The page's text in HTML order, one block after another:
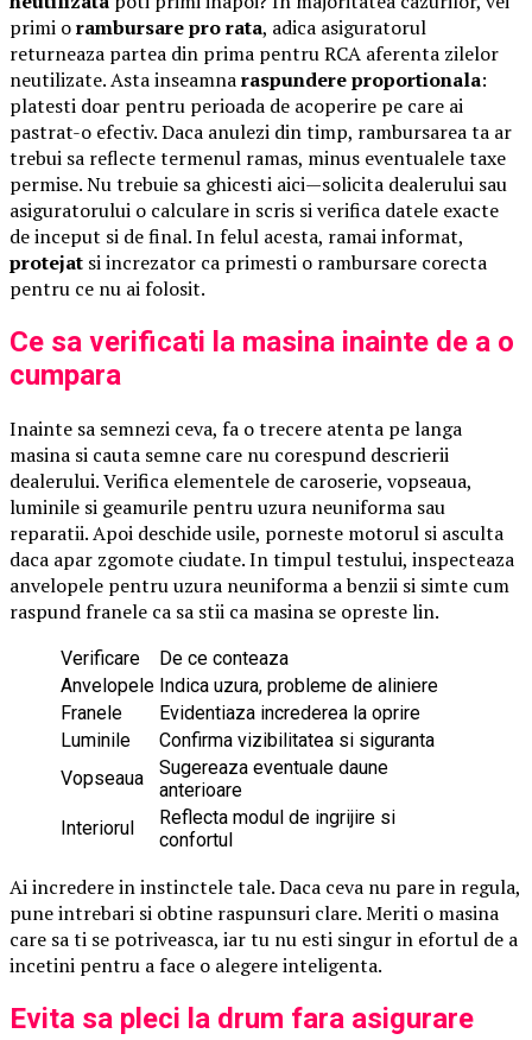
primi orambursare pro rata, adica asiguratorul
returneaza partea din prima pentru RCA aferenta zilelor
neutilizate. Asta inseamnaraspundere proportionala:
platesti doar pentru perioada de acoperire pe care ai
pastrat-o efectiv. Daca anulezi din timp, rambursarea ta ar
trebui sa reflecte termenul ramas, minus eventualele taxe
permise. Nu trebuie sa ghicesti aici—solicita dealerului sau
asiguratorului o calculare in scris si verifica datele exacte
de inceput si de final. In felul acesta, ramai informat,
protejat si increzator ca primesti o rambursare corecta
pentru ce nu ai folosit.
Ce sa verificati la masina inainte de a o
cumpara
Inainte sa semnezi ceva, fa o trecere atenta pe langa
masina si cauta semne care nu corespund descrierii
dealerului. Verifica elementele de caroserie, vopseaua,
luminile si geamurile pentru uzura neuniforma sau
reparatii. Apoi deschide usile, porneste motorul si asculta
daca apar zgomote ciudate. In timpul testului, inspecteaza
anvelopele pentru uzura neuniforma a benzii si simte cum
raspund franele ca sa stii ca masina se opreste lin.
Verificare
De ce conteaza
Anvelopele Indica uzura, probleme de aliniere
Franele
Evidentiaza increderea la oprire
Luminile
Confirma vizibilitatea si siguranta
Vopseaua
Sugereaza eventuale daune
anterioare
Interiorul
Reflecta modul de ingrijire si
confortul
Ai incredere in instinctele tale. Daca ceva nu pare in regula,
pune intrebari si obtine raspunsuri clare. Meriti o masina
care sa ti se potriveasca, iar tu nu esti singur in efortul de a
incetini pentru a face o alegere inteligenta.
Evita sa pleci la drum fara asigurare